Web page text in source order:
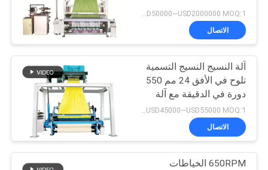
الاتصال
آلة النسيج النسيج التسمية
تلوح في الأفق 24 مم 550
دورة في الدقيقة مع آلة
Rapier عالية السرعة
USD45000~USD55000 MOQ:1 مجموعة
الاتصال
650RPM الخياطات